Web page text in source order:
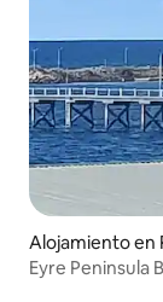
Alojamiento en
Eyre Peninsula